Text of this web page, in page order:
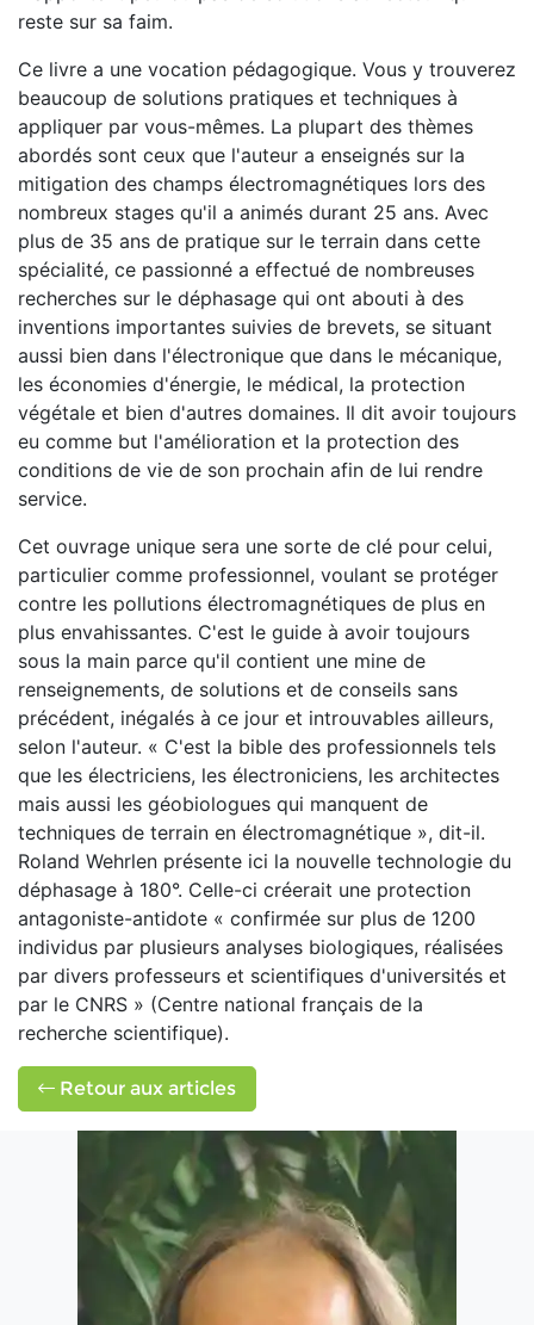
reste sur sa faim.
Ce livre a une vocation pédagogique. Vous y trouverez
beaucoup de solutions pratiques et techniques à
appliquer par vous-mêmes. La plupart des thèmes
abordés sont ceux que l'auteur a enseignés sur la
mitigation des champs électromagnétiques lors des
nombreux stages qu'il a animés durant 25 ans. Avec
plus de 35 ans de pratique sur le terrain dans cette
spécialité, ce passionné a effectué de nombreuses
recherches sur le déphasage qui ont abouti à des
inventions importantes suivies de brevets, se situant
aussi bien dans l'électronique que dans le mécanique,
les économies d'énergie, le médical, la protection
végétale et bien d'autres domaines. Il dit avoir toujours
eu comme but l'amélioration et la protection des
conditions de vie de son prochain afin de lui rendre
service.
Cet ouvrage unique sera une sorte de clé pour celui,
particulier comme professionnel, voulant se protéger
contre les pollutions électromagnétiques de plus en
plus envahissantes. C'est le guide à avoir toujours
sous la main parce qu'il contient une mine de
renseignements, de solutions et de conseils sans
précédent, inégalés à ce jour et introuvables ailleurs,
selon l'auteur. « C'est la bible des professionnels tels
que les électriciens, les électroniciens, les architectes
mais aussi les géobiologues qui manquent de
techniques de terrain en électromagnétique », dit-il.
Roland Wehrlen présente ici la nouvelle technologie du
déphasage à 180°. Celle-ci créerait une protection
antagoniste-antidote « confirmée sur plus de 1200
individus par plusieurs analyses biologiques, réalisées
par divers professeurs et scientifiques d'universités et
par le CNRS » (Centre national français de la
recherche scientifique).
Retour aux articles